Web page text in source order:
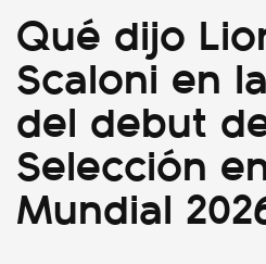
Qué dijo
Scaloni en
del debut
Selección
Mundial